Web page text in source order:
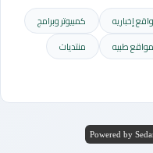
إخباريه
كمبيوتر وبرامج
مواقع طبيه
منتديات
Powered by